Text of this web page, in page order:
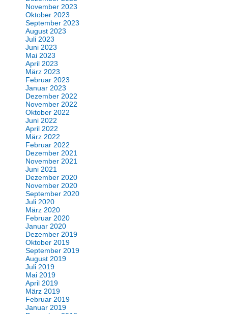
November 2023
Oktober 2023
September 2023
August 2023
Juli 2023
Juni 2023
Mai 2023
April 2023
März 2023
Februar 2023
Januar 2023
Dezember 2022
November 2022
Oktober 2022
Juni 2022
April 2022
März 2022
Februar 2022
Dezember 2021
November 2021
Juni 2021
Dezember 2020
November 2020
September 2020
Juli 2020
März 2020
Februar 2020
Januar 2020
Dezember 2019
Oktober 2019
September 2019
August 2019
Juli 2019
Mai 2019
April 2019
März 2019
Februar 2019
Januar 2019